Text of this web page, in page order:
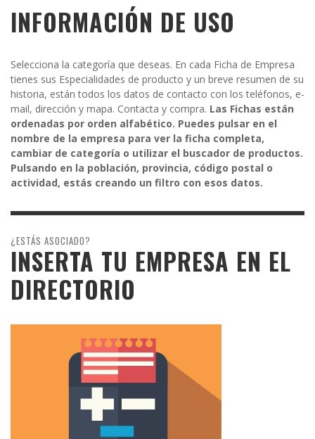
INFORMACIÓN DE USO
Selecciona la categoría que deseas. En cada Ficha de Empresa
tienes sus Especialidades de producto y un breve resumen de su
historia, están todos los datos de contacto con los teléfonos, e-
mail, dirección y mapa. Contacta y compra. Las Fichas están
ordenadas por orden alfabético. Puedes pulsar en el
nombre de la empresa para ver la ficha completa,
cambiar de categoría o utilizar el buscador de productos.
Pulsando en la población, provincia, código postal o
actividad, estás creando un filtro con esos datos.
¿ESTÁS ASOCIADO?
INSERTA TU EMPRESA EN EL
DIRECTORIO